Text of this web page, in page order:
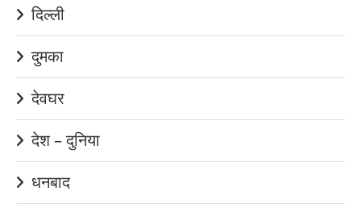
दिल्ली
दुमका
देवघर
देश – दुनिया
धनबाद